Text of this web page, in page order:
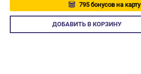
795 бонусов на карту
Авторизуйтесь
ДОБАВИТЬ В КОРЗИНУ